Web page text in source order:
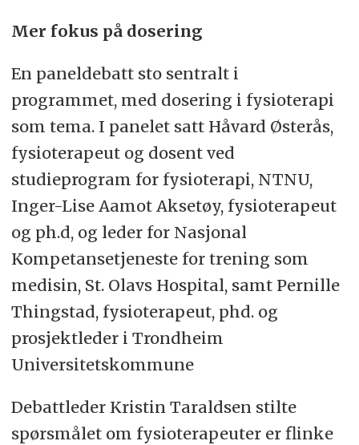
Mer fokus på dosering
En paneldebatt sto sentralt i
programmet, med dosering i fysioterapi
som tema. I panelet satt Håvard Østerås,
fysioterapeut og dosent ved
studieprogram for fysioterapi, NTNU,
Inger-Lise Aamot Aksetøy, fysioterapeut
og ph.d, og leder for Nasjonal
Kompetansetjeneste for trening som
medisin, St. Olavs Hospital, samt Pernille
Thingstad, fysioterapeut, phd. og
prosjektleder i Trondheim
Universitetskommune
Debattleder Kristin Taraldsen stilte
spørsmålet om fysioterapeuter er flinke